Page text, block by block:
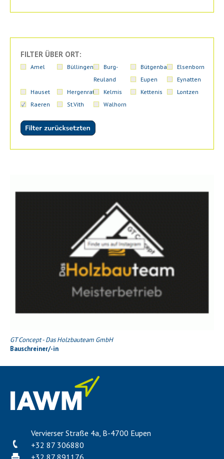
FILTER ÜBER ORT:
Amel Büllingen
Burg-
Reuland
Bütgenbach
Elsenborn
Eupen
Eynatten
Hauset
Hergenrath Kelmis Kettenis
Lontzen
Raeren
St.Vith Walhorn
GT Concept - Das Holzbauteam GmbH
Bauschreiner/-in
Vervierser Straße 4a, B-4700 Eupen
+32 87 306880
+32 87 891176